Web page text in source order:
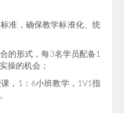
准，确保教学标准化、统
的形式，每3名学员配备1
操的机会；
，1：6小班教学，1V1指